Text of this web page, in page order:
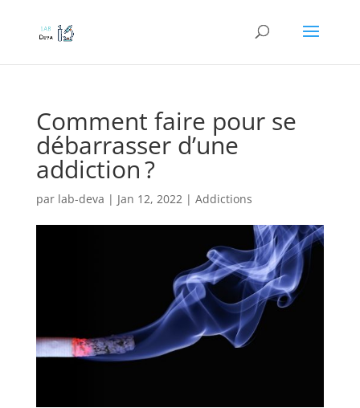
Comment faire pour se
débarrasser d’une
addiction ?
par lab-deva | Jan 12, 2022| Addictions